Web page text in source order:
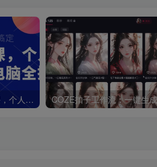
墨飞-AI电影制作实操课，个人就能做电影，一台电脑全搞定